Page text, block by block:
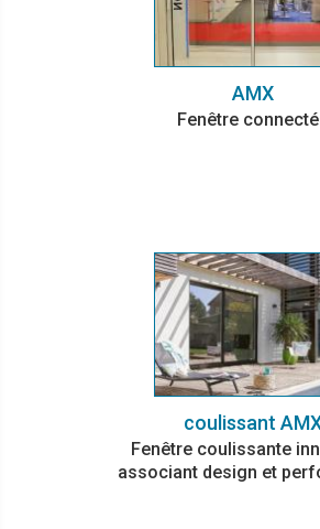
AMX
Fenêtre
coulissant
Fenêtre coulissante
associant design et